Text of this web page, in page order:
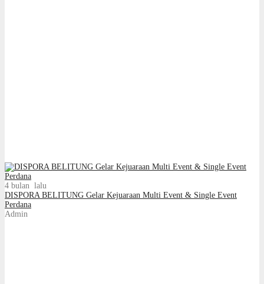
4 bulan lalu
DISPORA BELITUNG Gelar Kejuaraan Multi Event & Single Event
Perdana
Admin